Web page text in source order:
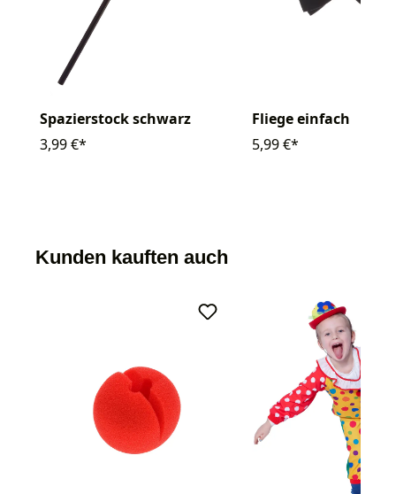
Spazierstock schwarz
3,99 €*
Fliege einfach
5,99 €*
Kunden kauften auch